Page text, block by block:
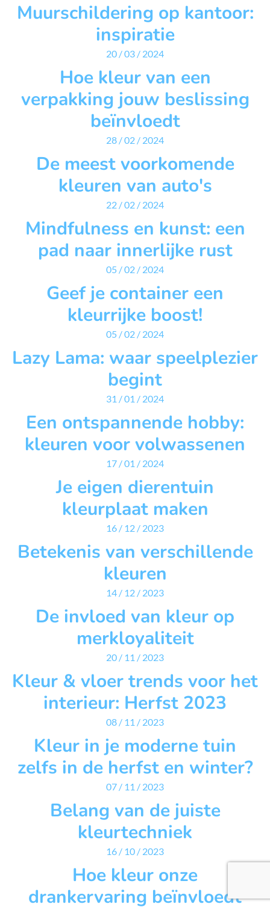
Muurschildering op kantoor:
inspiratie
20 / 03 / 2024
Hoe kleur van een
verpakking jouw beslissing
beïnvloedt
28 / 02 / 2024
De meest voorkomende
kleuren van auto's
22 / 02 / 2024
Mindfulness en kunst: een
pad naar innerlijke rust
05 / 02 / 2024
Geef je container een
kleurrijke boost!
05 / 02 / 2024
Lazy Lama: waar speelplezier
begint
31 / 01 / 2024
Een ontspannende hobby:
kleuren voor volwassenen
17 / 01 / 2024
Je eigen dierentuin
kleurplaat maken
16 / 12 / 2023
Betekenis van verschillende
kleuren
14 / 12 / 2023
De invloed van kleur op
merkloyaliteit
20 / 11 / 2023
Kleur & vloer trends voor het
interieur: Herfst 2023
08 / 11 / 2023
Kleur in je moderne tuin
zelfs in de herfst en winter?
07 / 11 / 2023
Belang van de juiste
kleurtechniek
16 / 10 / 2023
Hoe kleur onze
drankervaring beïnvloedt